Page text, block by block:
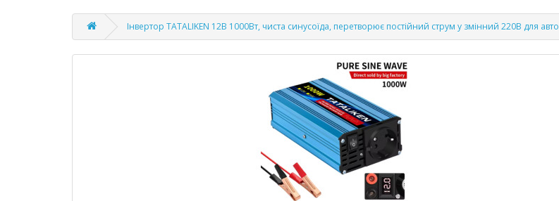
Інвертор TATALIKEN 12В 1000Вт, чиста синусоїда, перетворює постійний струм у змінний 220В для